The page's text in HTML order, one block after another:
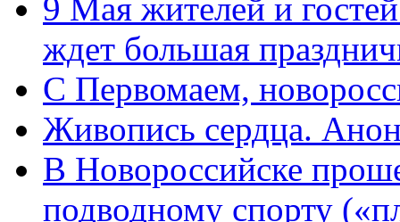
9 Мая жителей и
ждет большая
C Первомаем,
Живопись сердца.
В Новороссийске
подводному спорту